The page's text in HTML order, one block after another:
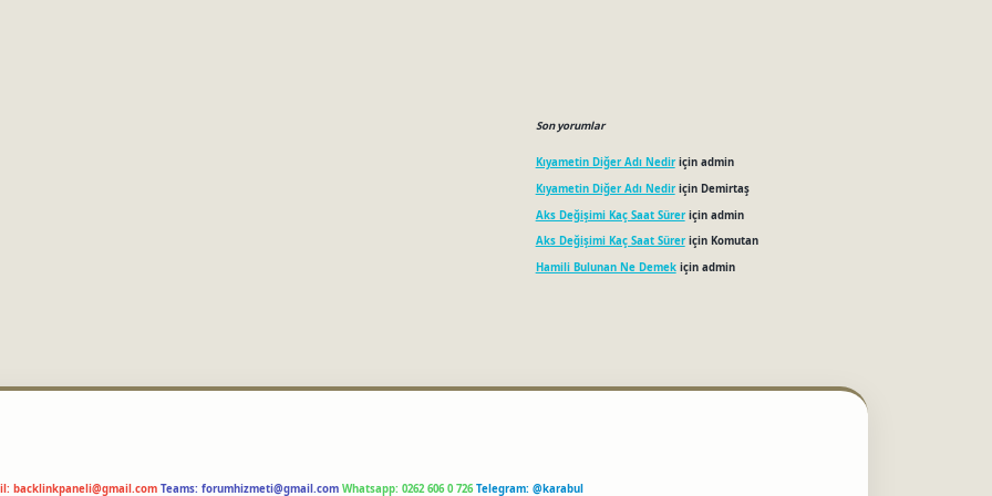
Son yorumlar
Kıyametin Diğer Adı Nediriçin admin
Kıyametin Diğer Adı Nediriçin Demirtaş
Aks Değişimi Kaç Saat Süreriçin admin
Aks Değişimi Kaç Saat Süreriçin Komutan
Hamili Bulunan Ne Demekiçin admin
backlinkpaneli@gmail.com Teams: forumhizmeti@gmail.com Whatsapp: 0262 606 0 726 Telegram: @karabul